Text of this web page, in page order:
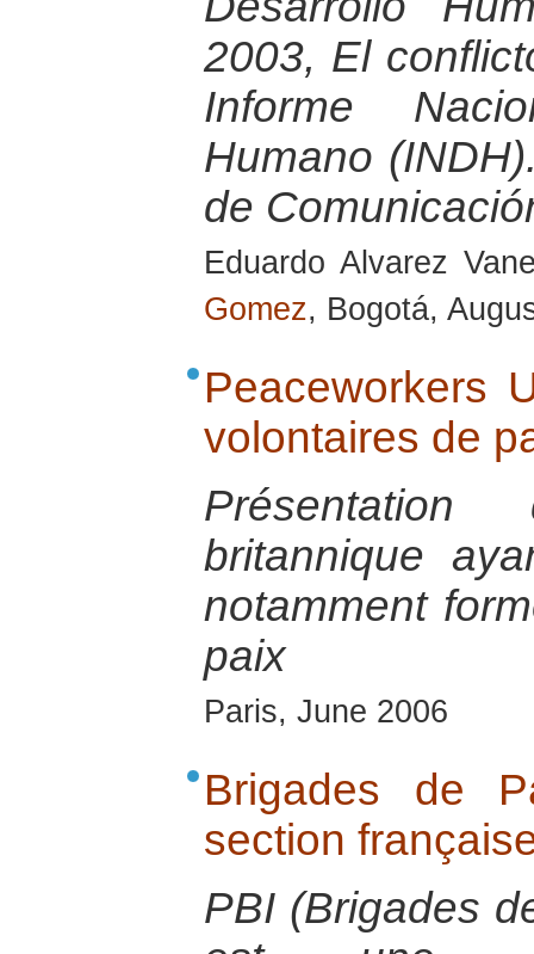
2003, El
Informe
Humano
de
Eduardo Alvarez
Gomez, Bogotá,
Peaceworkers
volontaires de
Présentation
britannique
notamment
paix
Paris, June 2006
Brigades de
section
PBI (Brigades